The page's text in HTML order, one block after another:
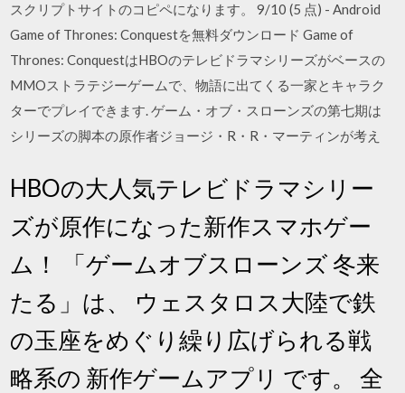
スクリプトサイトのコピペになります。 9/10 (5 点) - Android
Game of Thrones: Conquestを無料ダウンロード Game of
Thrones: ConquestはHBOのテレビドラマシリーズがベースの
MMOストラテジーゲームで、物語に出てくる一家とキャラク
ターでプレイできます. ゲーム・オブ・スローンズの第七期は
シリーズの脚本の原作者ジョージ・R・R・マーティンが考え
HBOの大人気テレビドラマシリー
ズが原作になった新作スマホゲー
ム！ 「ゲームオブスローンズ 冬来
たる」は、 ウェスタロス大陸で鉄
の玉座をめぐり繰り広げられる戦
略系の 新作ゲームアプリ です。 全